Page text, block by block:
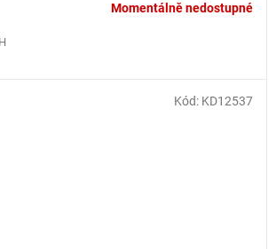
Momentálně nedostupné
Kód: KD12537